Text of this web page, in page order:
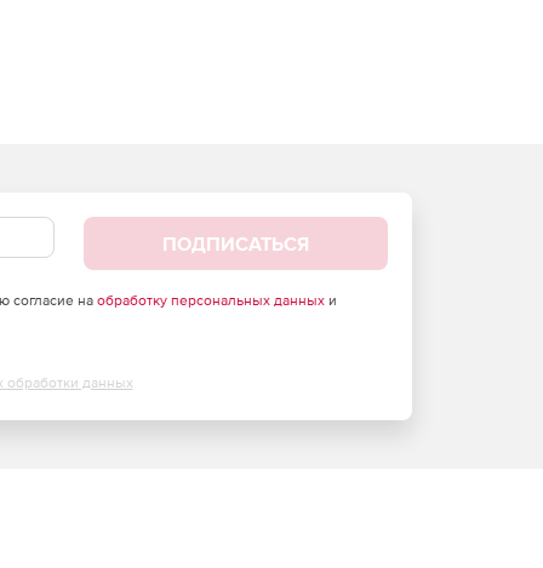
ПОДПИСАТЬСЯ
согласие на обработку персональных данныхи
обработки данных